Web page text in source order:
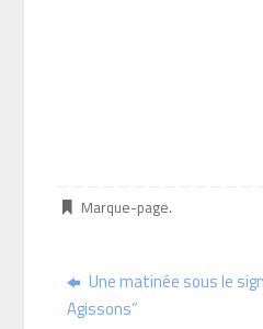
Marque-page.
Une matinée sous le
Agissons”